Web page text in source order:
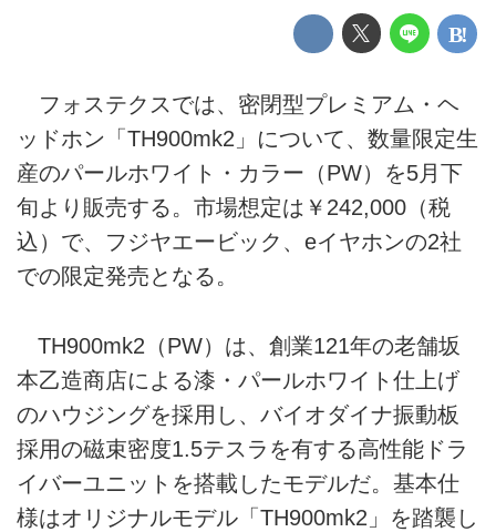
フォステクスでは、密閉型プレミアム・ヘ
ッドホン「TH900mk2」について、数量限定生
産のパールホワイト・カラー（PW）を5月下
旬より販売する。市場想定は￥242,000（税
込）で、フジヤエービック、eイヤホンの2社
での限定発売となる。
TH900mk2（PW）は、創業121年の老舗坂
本乙造商店による漆・パールホワイト仕上げ
のハウジングを採用し、バイオダイナ振動板
採用の磁束密度1.5テスラを有する高性能ドラ
イバーユニットを搭載したモデルだ。基本仕
様はオリジナルモデル「TH900mk2」を踏襲し